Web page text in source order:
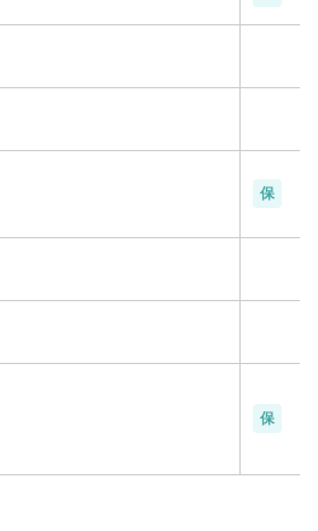
保
保